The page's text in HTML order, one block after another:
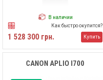
В наличии
Как быстро окупится?
1 528 300 грн. Купить
CANON APLIO I700